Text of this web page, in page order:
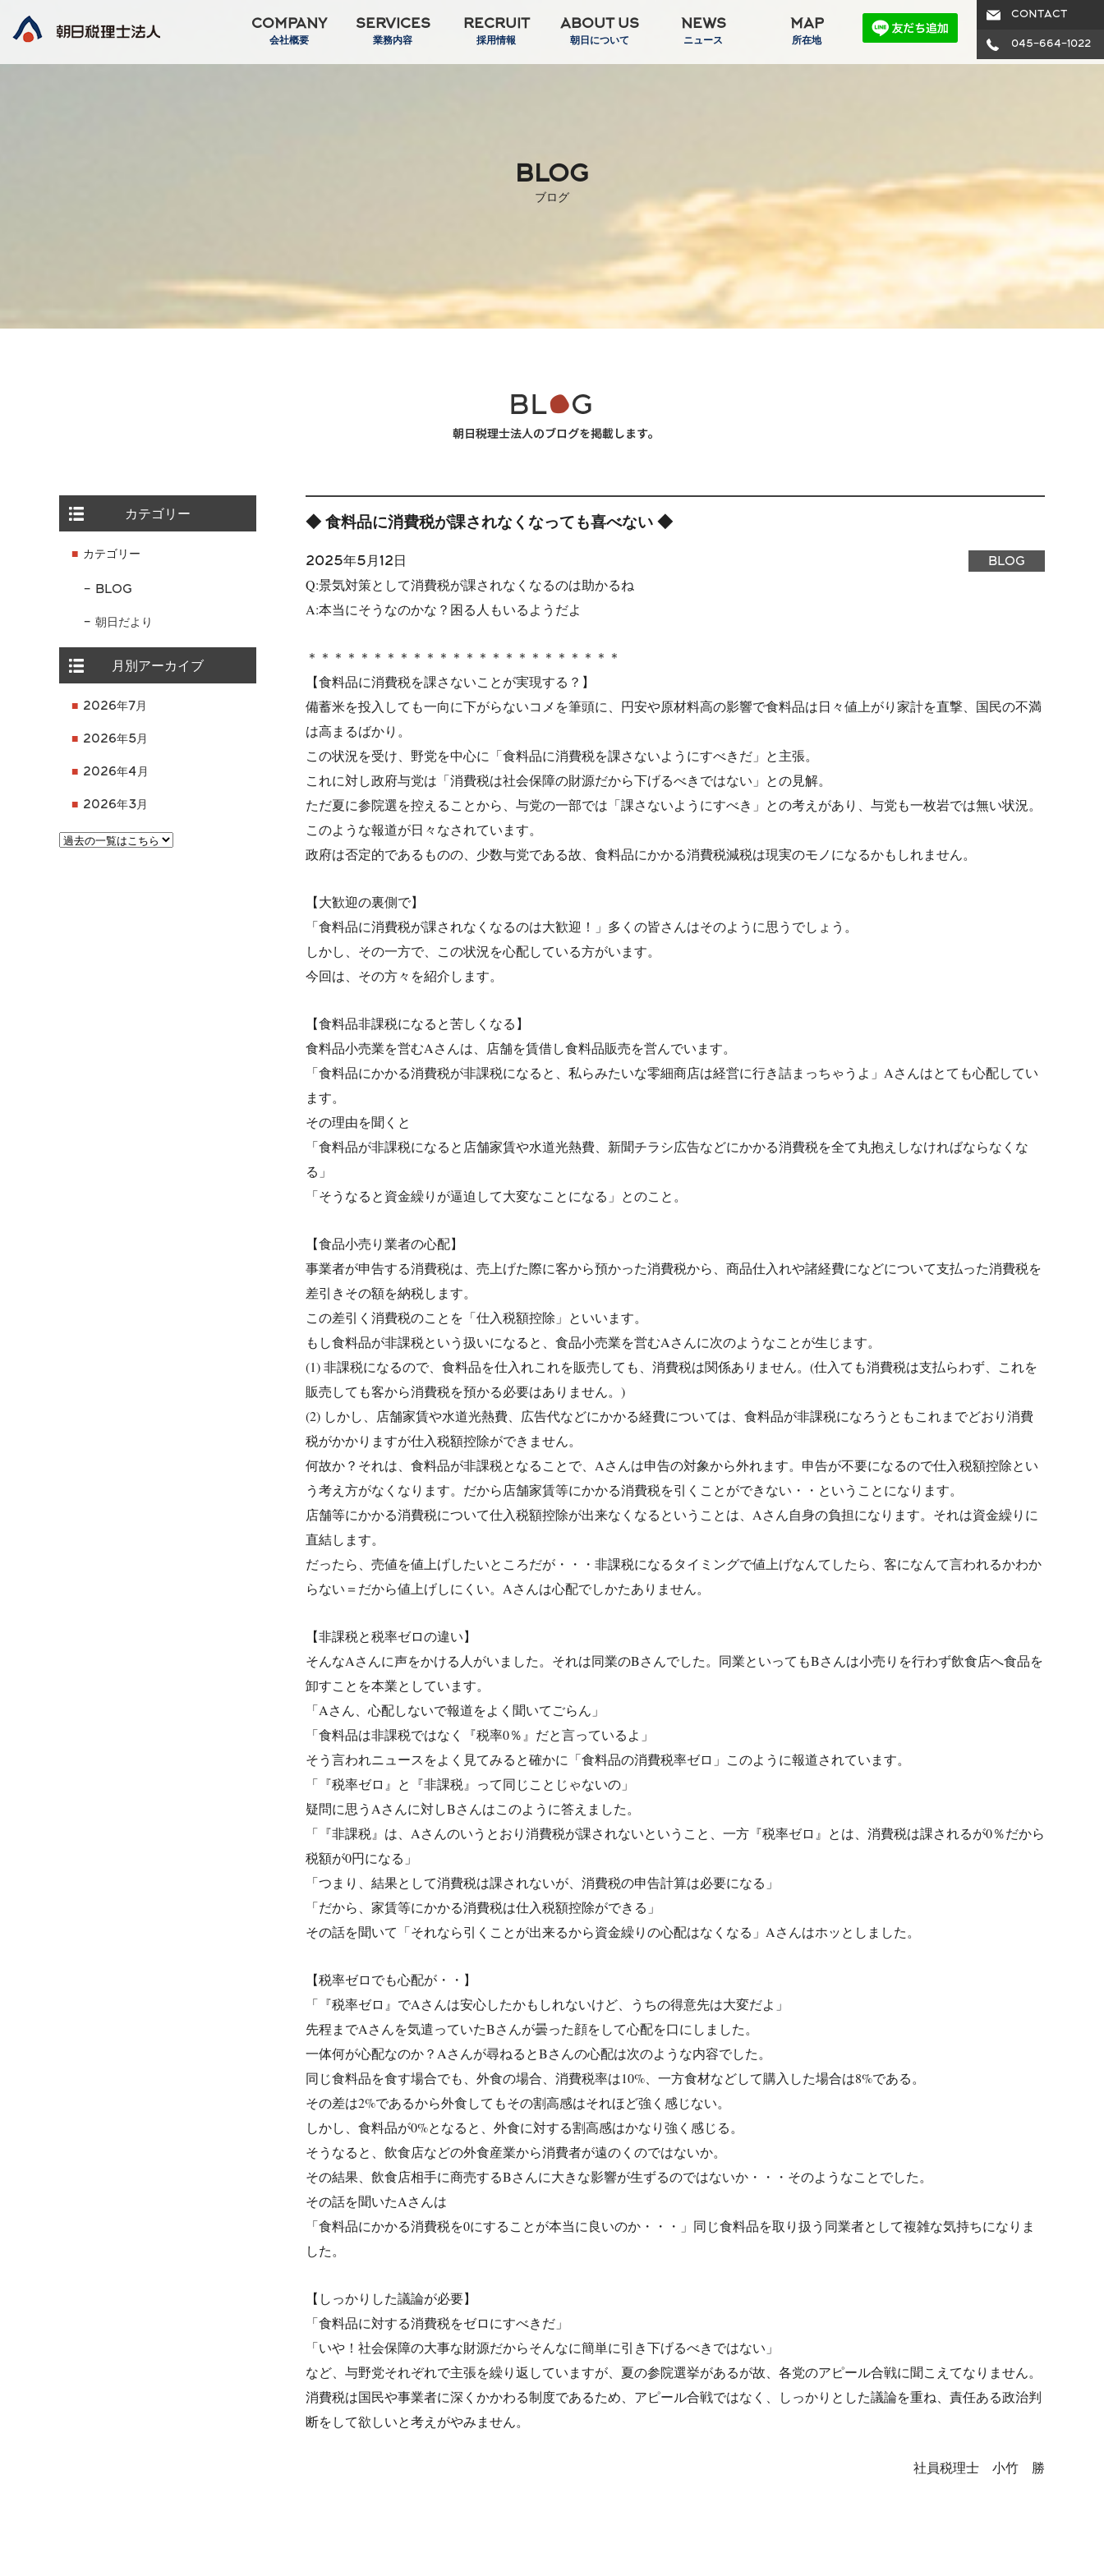
CONTACT
045-664-1022
COMPANY
会社概要
SERVICES
業務内容
RECRUIT
採用情報
ABOUT US
朝日について
NEWS
ニュース
MAP
所在地
BLOG
ブログ
◆ 食料品に消費税が課されなくなっても喜べない ◆
2025年5月12日 BLOG
Q:景気対策として消費税が課されなくなるのは助かるね
A:本当にそうなのかな？困る人もいるようだよ
＊＊＊＊＊＊＊＊＊＊＊＊＊＊＊＊＊＊＊＊＊＊＊＊
【食料品に消費税を課さないことが実現する？】
備蓄米を投入しても一向に下がらないコメを筆頭に、円安や原材料高の影響で食料品は日々値上がり家計を直撃、国民の不満
は高まるばかり。
この状況を受け、野党を中心に「食料品に消費税を課さないようにすべきだ」と主張。
これに対し政府与党は「消費税は社会保障の財源だから下げるべきではない」との見解。
ただ夏に参院選を控えることから、与党の一部では「課さないようにすべき」との考えがあり、与党も一枚岩では無い状況。
このような報道が日々なされています。
政府は否定的であるものの、少数与党である故、食料品にかかる消費税減税は現実のモノになるかもしれません。
【大歓迎の裏側で】
「食料品に消費税が課されなくなるのは大歓迎！」多くの皆さんはそのように思うでしょう。
しかし、その一方で、この状況を心配している方がいます。
今回は、その方々を紹介します。
【食料品非課税になると苦しくなる】
食料品小売業を営むAさんは、店舗を賃借し食料品販売を営んでいます。
「食料品にかかる消費税が非課税になると、私らみたいな零細商店は経営に行き詰まっちゃうよ」Aさんはとても心配してい
ます。
その理由を聞くと
「食料品が非課税になると店舗家賃や水道光熱費、新聞チラシ広告などにかかる消費税を全て丸抱えしなければならなくな
る」
「そうなると資金繰りが逼迫して大変なことになる」とのこと。
【食品小売り業者の心配】
事業者が申告する消費税は、売上げた際に客から預かった消費税から、商品仕入れや諸経費になどについて支払った消費税を
差引きその額を納税します。
この差引く消費税のことを「仕入税額控除」といいます。
もし食料品が非課税という扱いになると、食品小売業を営むAさんに次のようなことが生じます。
(1) 非課税になるので、食料品を仕入れこれを販売しても、消費税は関係ありません。(仕入ても消費税は支払らわず、これを
販売しても客から消費税を預かる必要はありません。)
(2) しかし、店舗家賃や水道光熱費、広告代などにかかる経費については、食料品が非課税になろうともこれまでどおり消費
税がかかりますが仕入税額控除ができません。
何故か？それは、食料品が非課税となることで、Aさんは申告の対象から外れます。申告が不要になるので仕入税額控除とい
う考え方がなくなります。だから店舗家賃等にかかる消費税を引くことができない・・ということになります。
店舗等にかかる消費税について仕入税額控除が出来なくなるということは、Aさん自身の負担になります。それは資金繰りに
直結します。
だったら、売値を値上げしたいところだが・・・非課税になるタイミングで値上げなんてしたら、客になんて言われるかわか
らない＝だから値上げしにくい。Aさんは心配でしかたありません。
【非課税と税率ゼロの違い】
そんなAさんに声をかける人がいました。それは同業のBさんでした。同業といってもBさんは小売りを行わず飲食店へ食品を
卸すことを本業としています。
「Aさん、心配しないで報道をよく聞いてごらん」
「食料品は非課税ではなく『税率0％』だと言っているよ」
そう言われニュースをよく見てみると確かに「食料品の消費税率ゼロ」このように報道されています。
「『税率ゼロ』と『非課税』って同じことじゃないの」
疑問に思うAさんに対しBさんはこのように答えました。
「『非課税』は、Aさんのいうとおり消費税が課されないということ、一方『税率ゼロ』とは、消費税は課されるが0％だから
税額が0円になる」
「つまり、結果として消費税は課されないが、消費税の申告計算は必要になる」
「だから、家賃等にかかる消費税は仕入税額控除ができる」
その話を聞いて「それなら引くことが出来るから資金繰りの心配はなくなる」Aさんはホッとしました。
【税率ゼロでも心配が・・】
「『税率ゼロ』でAさんは安心したかもしれないけど、うちの得意先は大変だよ」
先程までAさんを気遣っていたBさんが曇った顔をして心配を口にしました。
一体何が心配なのか？Aさんが尋ねるとBさんの心配は次のような内容でした。
同じ食料品を食す場合でも、外食の場合、消費税率は10%、一方食材などして購入した場合は8%である。
その差は2%であるから外食してもその割高感はそれほど強く感じない。
しかし、食料品が0%となると、外食に対する割高感はかなり強く感じる。
そうなると、飲食店などの外食産業から消費者が遠のくのではないか。
その結果、飲食店相手に商売するBさんに大きな影響が生ずるのではないか・・・そのようなことでした。
その話を聞いたAさんは
「食料品にかかる消費税を0にすることが本当に良いのか・・・」同じ食料品を取り扱う同業者として複雑な気持ちになりま
した。
【しっかりした議論が必要】
「食料品に対する消費税をゼロにすべきだ」
「いや！社会保障の大事な財源だからそんなに簡単に引き下げるべきではない」
など、与野党それぞれで主張を繰り返していますが、夏の参院選挙があるが故、各党のアピール合戦に聞こえてなりません。
消費税は国民や事業者に深くかかわる制度であるため、アピール合戦ではなく、しっかりとした議論を重ね、責任ある政治判
断をして欲しいと考えがやみません。
社員税理士 小竹 勝
カテゴリー
カテゴリー
BLOG
朝日だより
月別アーカイブ
2026年7月
2026年5月
2026年4月
2026年3月